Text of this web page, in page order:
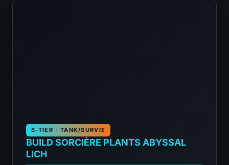
S-TIER · TANK/SURVIE
BUILD SORCIÈRE PLANTS ABYSSAL
LICH